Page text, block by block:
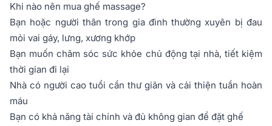
Khi nào nên mua ghế massage?
Bạn hoặc người thân trong gia đình thường xuyên bị đau
mỏi vai gáy, lưng, xương khớp
Bạn muốn chăm sóc sức khỏe chủ động tại nhà, tiết kiệm
thời gian đi lại
Nhà có người cao tuổi cần thư giãn và cải thiện tuần hoàn
máu
Bạn có khả năng tài chính và đủ không gian để đặt ghế